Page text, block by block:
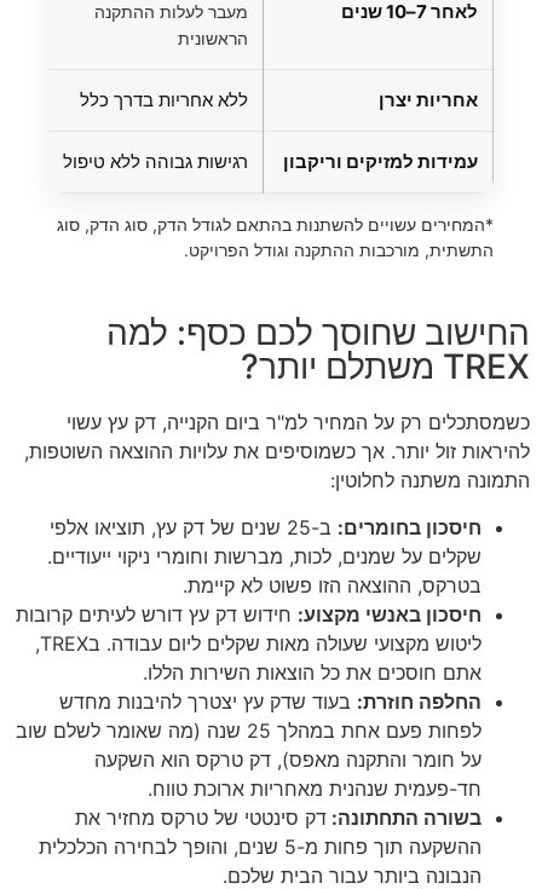
לאחר 7–10 שנים
מעבר לעלות ההתקנה
הראשונית
אחריות יצרן ללא אחריות בדרך כלל
עמידות למזיקים וריקבון רגישות גבוהה ללא טיפול
*המחירים עשויים להשתנות בהתאם לגודל הדק, סוג הדק, סוג
התשתית, מורכבות ההתקנה וגודל הפרויקט.
החישוב שחוסך לכם כסף: למה
TREX משתלם יותר?
כשמסתכלים רק על המחיר למ"ר ביום הקנייה, דק עץ עשוי
להיראות זול יותר. אך כשמוסיפים את עלויות ההוצאה השוטפות,
התמונה משתנה לחלוטין:
חיסכון בחומרים:
ב-25 שנים של דק עץ, תוציאו אלפי
שקלים על שמנים, לכות, מברשות וחומרי ניקוי ייעודיים.
בטרקס, ההוצאה הזו פשוט לא קיימת.
חיסכון באנשי מקצוע: חידוש דק עץ דורש לעיתים קרובות
ליטוש מקצועי שעולה מאות שקלים ליום עבודה. בTREX,
אתם חוסכים את כל הוצאות השירות הללו.
החלפה חוזרת: בעוד שדק עץ יצטרך להיבנות מחדש
לפחות פעם אחת במהלך 25 שנה (מה שאומר לשלם שוב
על חומר והתקנה מאפס), דק טרקס הוא השקעה
חד-פעמית שנהנית מאחריות ארוכת טווח.
בשורה התחתונה: דק סינטטי של טרקס מחזיר את
ההשקעה תוך פחות מ-5 שנים, והופך לבחירה הכלכלית
הנבונה ביותר עבור הבית שלכם.